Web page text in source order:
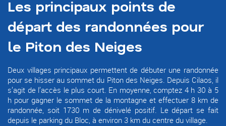
Les principaux points de
départ des randonnées pour
le Piton des Neiges
Deux villages principaux permettent de débuter une randonnée
pour se hisser au sommet du Piton des Neiges. Depuis Cilaos, il
s’agit de l’accès le plus court. En moyenne, comptez 4 h 30 à 5
h pour gagner le sommet de la montagne et effectuer 8 km de
randonnée, soit 1730 m de dénivelé positif. Le départ se fait
depuis le parking du Bloc, à environ 3 km du centre du village.